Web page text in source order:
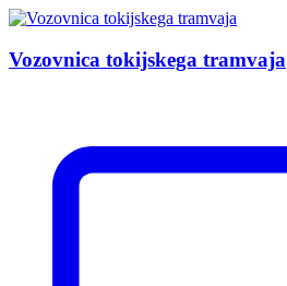
Vozovnica tokijskega tramvaja